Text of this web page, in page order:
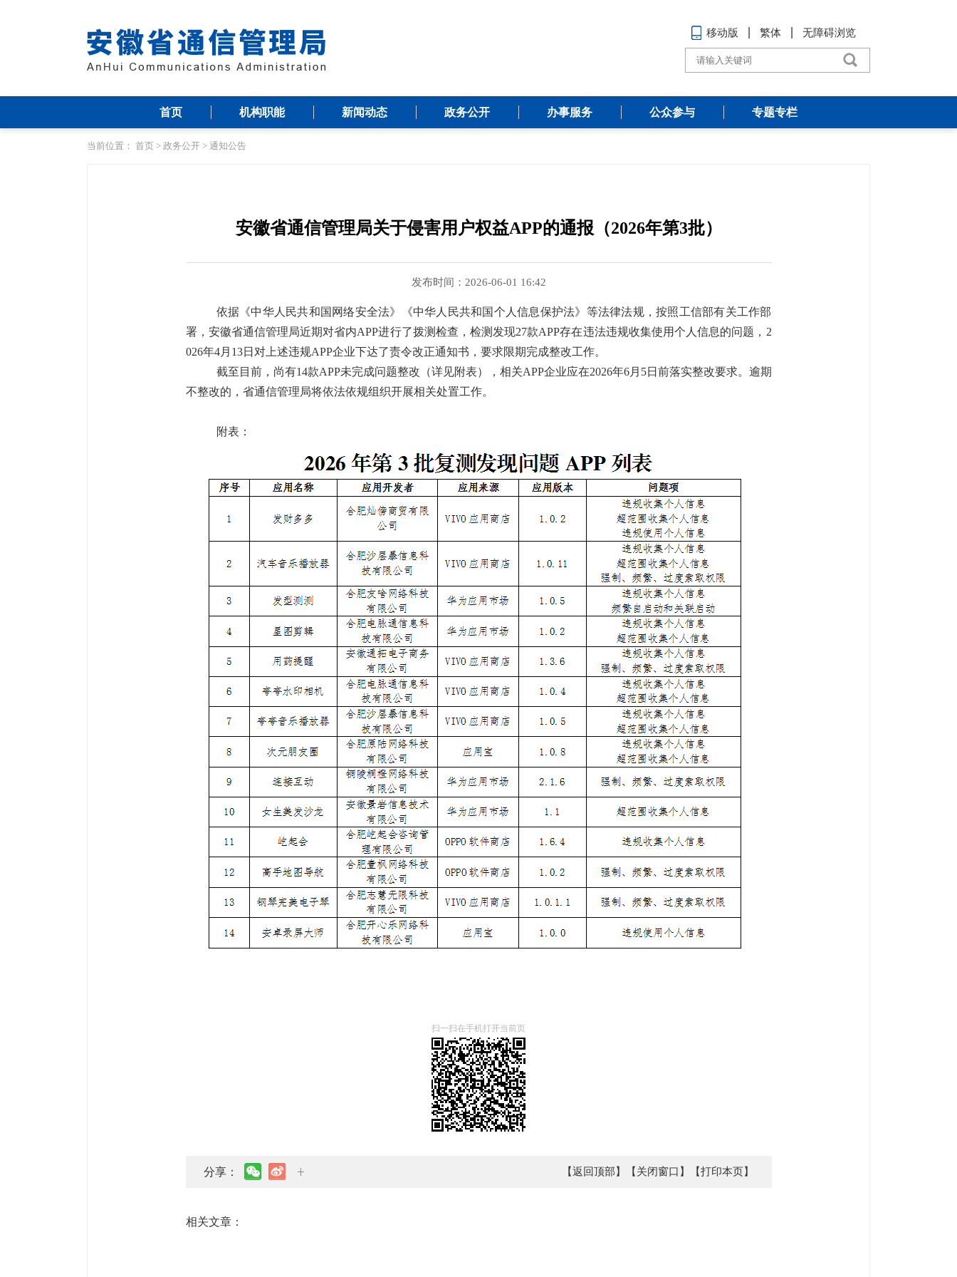
移动版 繁体 无障碍浏览
首页 机构职能 新闻动态 政务公开 办事服务 公众参与 专题专栏
当前位置： 首页 > 政务公开 > 通知公告
安徽省通信管理局关于侵害用户权益APP的通报（2026年第3批）
发布时间：2026-06-01 16:42
依据《中华人民共和国网络安全法》《中华人民共和国个人信息保护法》等法律法规，按照工信部有关工作部
署，安徽省通信管理局近期对省内APP进行了拨测检查，检测发现27款APP存在违法违规收集使用个人信息的问题，2
026年4月 13日对上述违规APP企业下达了责令改正通知书，要求限期完成整改工作。
截至目前，尚有14款APP未完成问题整改（详见附表），相关APP企业应在2026年6月 5日前落实整改要求。逾期
不整改的，省通信管理局将依法依规组织开展相关处置工作。
附表：
扫一扫在手机打开当前页
分享： 【返回顶部】 【关闭窗口】 【打印本页】
相关文章：